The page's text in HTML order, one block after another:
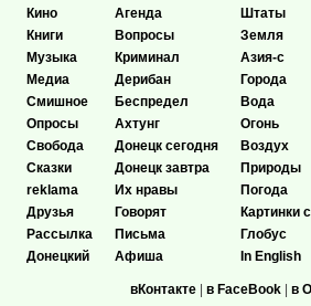
Кино
Книги
Музыка
Медиа
Смишное
Опросы
Свобода
Сказки
reklama
Друзья
Рассылка
Донецкий
Агенда
Вопросы
Криминал
Дерибан
Беспредел
Ахтунг
Донецк сегодня
Донецк завтра
Их нравы
Говорят
Письма
Афиша
Штаты
Земля
Азия-с
Города
Вода
Огонь
Воздух
Природы
Погода
Картинки с
Глобус
In English
вКонтакте | в FaceBook | в